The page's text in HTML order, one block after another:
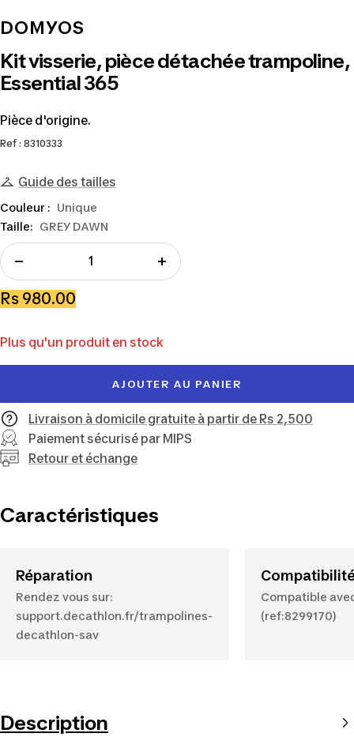
DOMYOS
Kit visserie, pièce détachée trampoline,
Essential 365
Pièce d'origine.
Ref : 8310333
Guide des tailles
Taille: GREY DAWN
Couleur : Unique
la
quantité
Augmenter
Prix
vente
Rs 980.00
Plus qu'un produit en stock
AJOUTER AU PANIER
Livraison à domicile gratuite à partir de Rs 2,500
Paiement sécurisé par MIPS
Retour et échange
Caractéristiques
Réparation
Rendez vous sur:
support.decathlon.fr/trampolines-
decathlon-sav
Compatible
(ref:8299170)
Description